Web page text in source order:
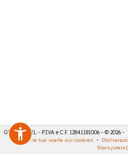
GECO 14 SRL - P.IVA e C.F. 12841181006 - © 2026 -
Rivedi le tue scelte sui cookies -